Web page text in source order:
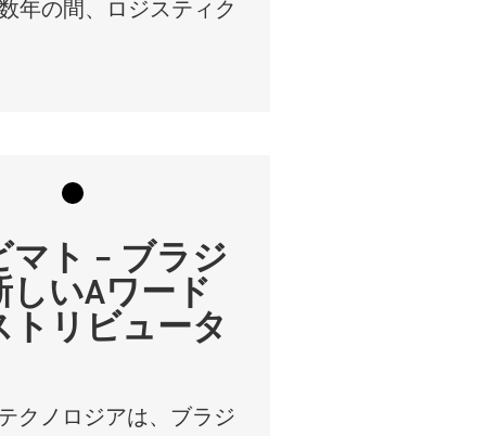
年の間、ロジスティク
マト – ブラジ
しいAワード
トリビュータ
クノロジアは、ブラジ